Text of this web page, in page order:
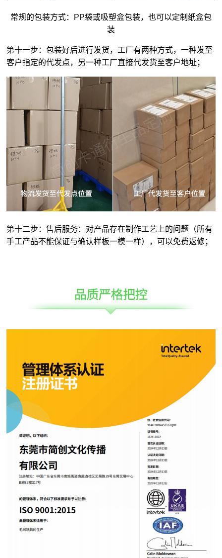
常规的包装方式：PP袋或吸塑盒包装，也可以定制纸盒包
装
第十一步：包装好后进行发货，工厂有两种方式，一种发至
客户指定的代发点，另一种工厂直接代发货至客户地址；
第十二步：售后服务：对产品存在制作工艺上的问题（所有
手工产品不能保证与确认样板一模一样），可以免费返修；